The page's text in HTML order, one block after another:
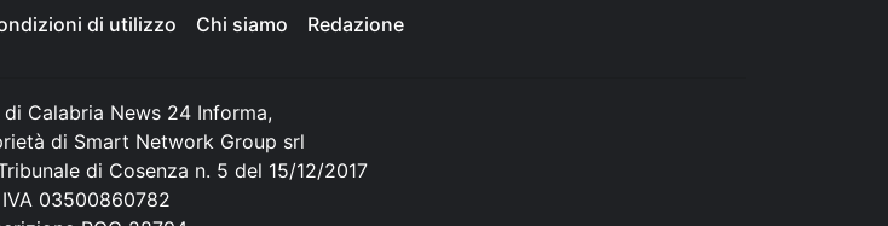
di utilizzo Chi siamo Redazione
Calabria News 24 Informa,
di Smart Network Group srl
di Cosenza n. 5 del 15/12/2017
IVA 03500860782